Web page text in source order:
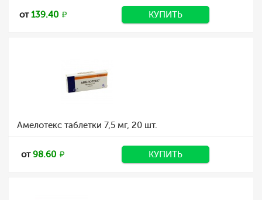
от139.40 КУПИТЬ
Амелотекс таблетки 7,5 мг, 20 шт.
от98.60 КУПИТЬ